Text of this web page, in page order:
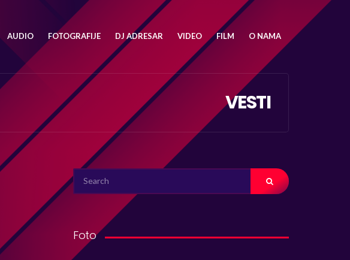
AUDIO FOTOGRAFIJE DJ ADRESAR VIDEO FILM O NAMA
VESTI
SEARCH
FOR:
Foto